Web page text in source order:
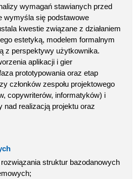
wymagań stawianych przed
wymyśla się podstawowe
kwestie związane z działaniem
estetyką, modelem formalnym
z perspektywy użytkownika.
aplikacji i gier
prototypowania oraz etap
członków zespołu projektowego
copywriterów, informatyków) i
nad realizacją projektu oraz
struktur bazodanowych